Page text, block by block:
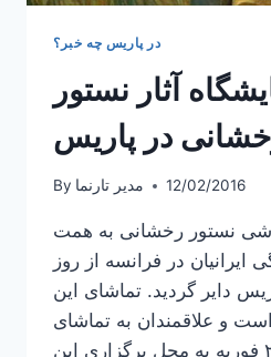
در پاریس چه خبر؟
آثار نستور
در پاریس
By مدیر تارنما 12/02/2016
نستور رخشانی به همت
ایرانیان در فرانسه از روز
دایر گردید. تماشای این
است و علاقمندان به تماشای
این آثار می توانند تا ۲۱ فوریه به محل برگزاری این